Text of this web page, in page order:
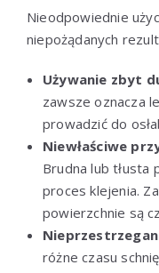
Nieodpowiednie
niepożądanych
Używanie zbyt
zawsze oznacza
prowadzić do
Niewłaściwe
Brudna lub tłusta
proces klejenia.
powierzchnie są
różne czasu